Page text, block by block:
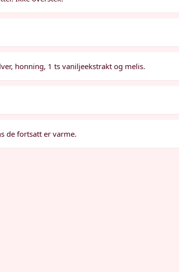
honning, 1 ts vaniljeekstrakt og melis.
de fortsatt er varme.